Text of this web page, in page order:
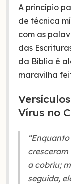
A princípio
de técnica
com as
das
da Bíblia é
maravilha
Vírus no
cresceram
a cobriu;
seguida,